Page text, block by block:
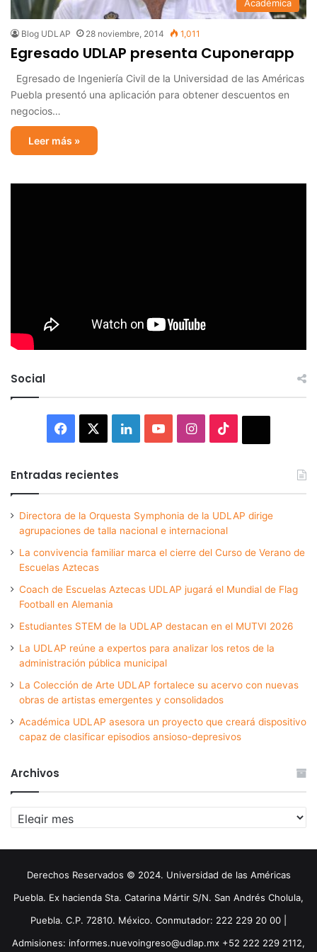
Académica
Blog UDLAP 28 noviembre, 2014 1,011
Egresado UDLAP presenta Cuponerapp
Egresado de Ingeniería Civil de la Universidad de las Américas
Puebla presentó una aplicación para obtener descuentos en
negocios…
Leer más »
Social
Facebook LinkedInYouTubeInstagram
Entradas recientes
Directora de la Orquesta Symphonia de la UDLAP dirige
agrupaciones de talla nacional e internacional
La convivencia familiar marca el cierre del Curso de Verano de
Escuelas Aztecas
Coach de Escuelas Aztecas UDLAP jugará el Mundial de Flag
Football en Alemania
Estudiantes STEM de la UDLAP destacan en el MUTVI 2026
La UDLAP reúne a expertos para analizar los retos de la
administración pública municipal
La Colección de Arte UDLAP fortalece su acervo con nuevas
obras de artistas emergentes y consolidados
Académica UDLAP asesora un proyecto que creará dispositivo
capaz de clasificar episodios ansioso-depresivos
Archivos
Archivos
Derechos Reservados © 2024. Universidad de las Américas
Puebla. Ex hacienda Sta. Catarina Mártir S/N. San Andrés Cholula,
Puebla. C.P. 72810. México. Conmutador: 222 229 20 00 |
Admisiones: informes.nuevoingreso@udlap.mx +52 222 229 2112,